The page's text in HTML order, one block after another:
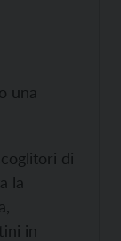
una
di
la
in